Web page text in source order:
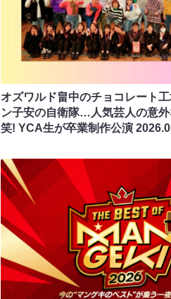
オズワルド畠中のチョコレート
ン子安の自衛隊…人気芸人の意
笑! YCA生が卒業制作公演